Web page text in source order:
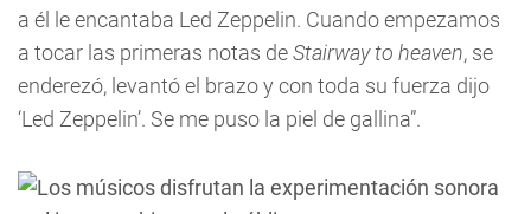
a él le encantaba Led Zeppelin. Cuando empezamos
a tocar las primeras notas deStairway to heaven, se
enderezó, levantó el brazo y con toda su fuerza dijo
‘Led Zeppelin’. Se me puso la piel de gallina”.